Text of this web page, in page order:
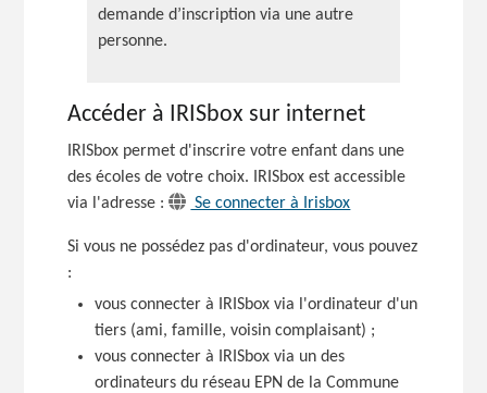
demande d’inscription via une autre
personne.
Accéder à IRISbox sur internet
IRISbox permet d'inscrire votre enfant dans une
des écoles de votre choix. IRISbox est accessible
via
l'adresse : Se connecter à Irisbox
Si vous ne possédez pas d'ordinateur, vous pouvez
:
vous connecter à IRISbox via l'ordinateur d'un
tiers (ami, famille, voisincomplaisant) ;
vous connecter à IRISbox via un des
ordinateurs du réseau EPN de la Commune